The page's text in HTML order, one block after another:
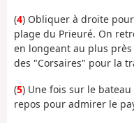
(4) Obliquer à droite
plage du Prieuré. On
en longeant au plus
des "Corsaires" pour la
(5) Une fois sur le
repos pour admirer le